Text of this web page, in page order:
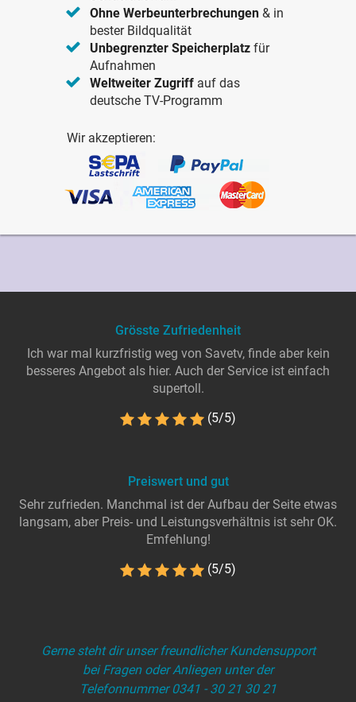
Ohne Werbeunterbrechungen & in
bester Bildqualität
Unbegrenzter Speicherplatz für
Aufnahmen
Weltweiter Zugriff auf das
deutsche TV-Programm
Wir akzeptieren:
Grösste Zufriedenheit
Ich war mal kurzfristig weg von Savetv, finde aber kein
besseres Angebot als hier. Auch der Service ist einfach
supertoll.
(5/5)
Preiswert und gut
Sehr zufrieden. Manchmal ist der Aufbau der Seite etwas
langsam, aber Preis- und Leistungsverhältnis ist sehr OK.
Emfehlung!
(5/5)
Gerne steht dir unser freundlicher Kundensupport
bei Fragen oder Anliegen unter der
Telefonnummer 0341 - 30 21 30 21